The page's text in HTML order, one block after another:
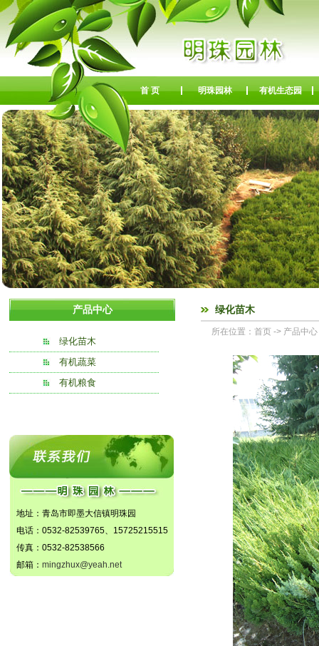
首 页 明珠园林 有机生态园
产品中心
绿化苗木
有机蔬菜
有机粮食
地址：青岛市即墨大信镇明珠园
电话：0532-82539765、15725215515
传真：0532-82538566
邮箱： mingzhux@yeah.net
绿化苗木
所在位置： 首页 -> 产品中心